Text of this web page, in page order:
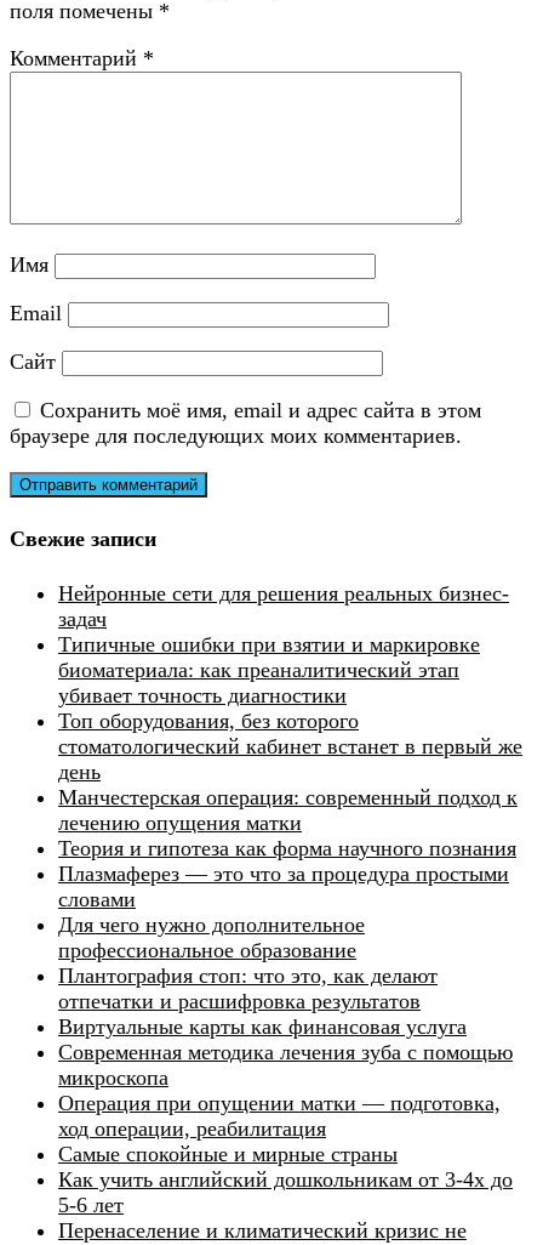
поля помечены *
Комментарий *
Имя
Email
Сайт
Сохранить моё имя, email и адрес сайта в этом
браузере для последующих моих комментариев.
Свежие записи
Нейронные сети для решения реальных бизнес-
задач
Типичные ошибки при взятии и маркировке
биоматериала: как преаналитический этап
убивает точность диагностики
Топ оборудования, без которого
стоматологический кабинет встанет в первый же
день
Манчестерская операция: современный подход к
лечению опущения матки
Теория и гипотеза как форма научного познания
Плазмаферез — это что за процедура простыми
словами
Для чего нужно дополнительное
профессиональное образование
Плантография стоп: что это, как делают
отпечатки и расшифровка результатов
Виртуальные карты как финансовая услуга
Современная методика лечения зуба с помощью
микроскопа
Операция при опущении матки — подготовка,
ход операции, реабилитация
Самые спокойные и мирные страны
Как учить английский дошкольникам от 3-4х до
5-6 лет
Перенаселение и климатический кризис не